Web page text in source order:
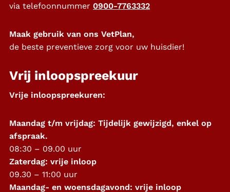
via telefoonnummer 0900-7763332
Maak gebruik van ons VetPlan,
de beste preventieve zorg voor uw huisdier!
Vrij inloopspreekuur
Vrije inloopspreekuren:
Maandag t/m vrijdag: Tijdelijk gewijzigd, enkel op
afspraak.
08:30 – 09.00 uur
Zaterdag: vrije inloop
09.30 – 11:00 uur
Maandag- en woensdagavond: vrije inloop